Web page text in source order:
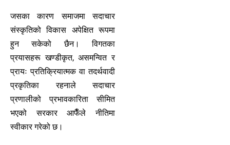
जसका कारण समाजमा सदाचार
संस्कृतिको विकास अपेक्षित रूपमा
हुन सकेको छैन। विगतका
प्रयासहरू खण्डीकृत, असमन्वित र
प्रायः प्रतिक्रियात्मक वा तदर्थवादी
प्रकृतिका रहनाले सदाचार
प्रणालीको प्रभावकारिता सीमित
भएको सरकार आफैँले नीतिमा
स्वीकार गरेको छ।